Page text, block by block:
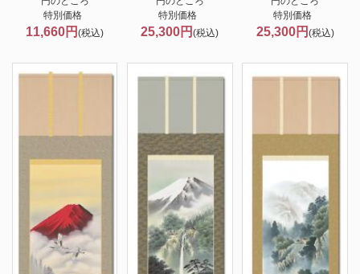
特別価格
11,660円(税込)
特別価格
25,300円(税込)
特別価格
25,300円 (税込)